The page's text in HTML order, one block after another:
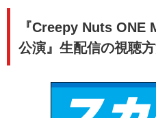
『Creepy Nuts ONE
公演』生配信の視聴